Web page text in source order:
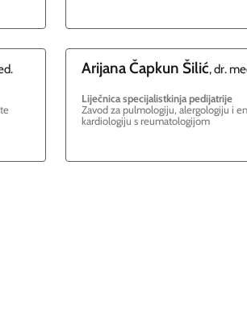
ArijanaČapkun Šilić, dr.
Liječnica specijalistkinja pedijatrije
Zavod za pulmologiju, alergologiju i
kardiologiju s reumatologijom